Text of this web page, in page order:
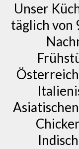
Unser
täglich von